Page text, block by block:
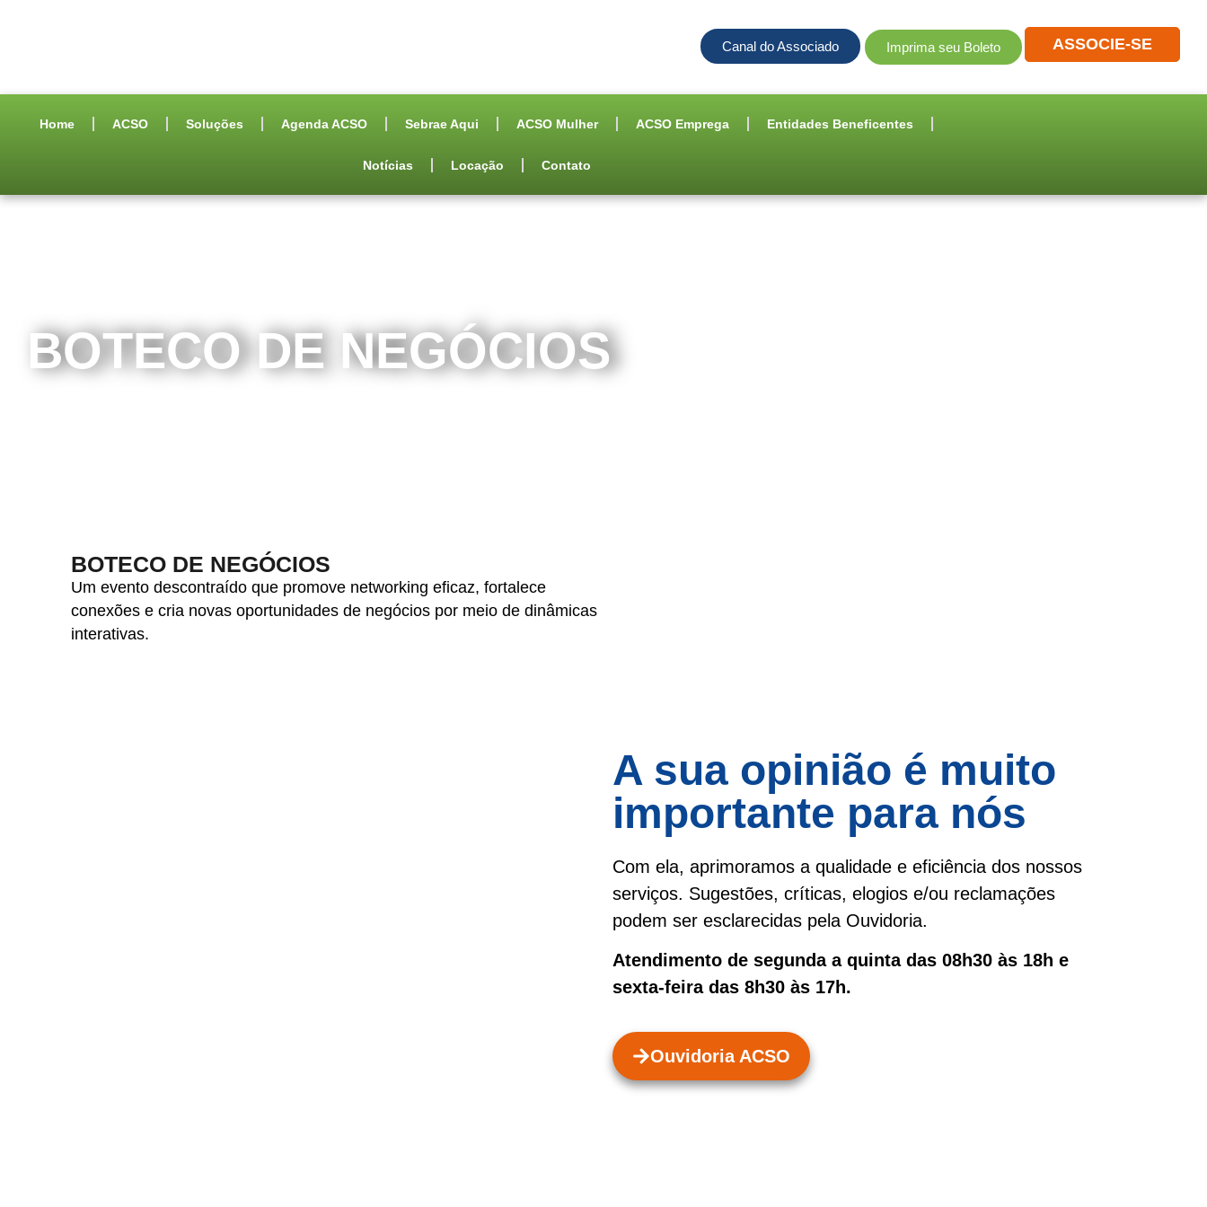
ASSOCIE-SE
Imprima seu Boleto
Canal do Associado
Home ACSO Soluções Agenda ACSO Sebrae Aqui ACSO Mulher ACSO Emprega Entidades Beneficentes
Notícias Locação Contato
BOTECO DE NEGÓCIOS
BOTECO DE NEGÓCIOS
Um evento descontraído que promove networking eficaz, fortalece
conexões e cria novas oportunidades de negócios por meio de dinâmicas
interativas.
A sua opinião é muito
importante para nós
Com ela, aprimoramos a qualidade e eficiência dos nossos
serviços. Sugestões, críticas, elogios e/ou reclamações
podem ser esclarecidas pela Ouvidoria.
Atendimento de segunda a quinta das 08h30 às 18h e
sexta-feira das 8h30 às 17h.
Ouvidoria ACSO